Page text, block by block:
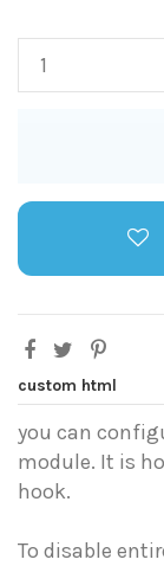
custom html
you can
module. It is
hook.
To disable